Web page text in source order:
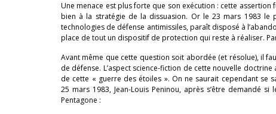
Une menace est plus forte que son exécution : cette
bien à la stratégie de la dissuasion. Or le 23 mars 1983 le
technologies de défense antimissiles, paraît disposé à
place de tout un dispositif de protection qui reste à réaliser.
Avant même que cette question soit abordée (et résolue), il
de défense. L’aspect science-fiction de cette nouvelle
de cette « guerre des étoiles ». On ne saurait cependant se
25 mars 1983, Jean-Louis Peninou, après s’être demandé
Pentagone :